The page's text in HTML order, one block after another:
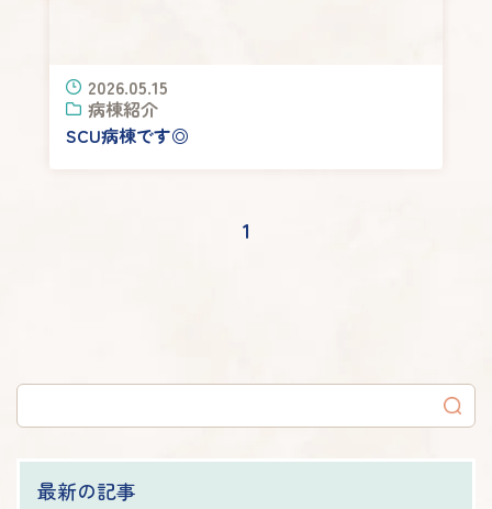
2026.05.15
病棟紹介
SCU病棟です◎
1
最新の記事